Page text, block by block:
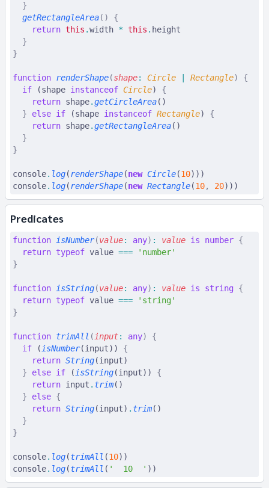
  }
  getRectangleArea
()
{
    return
this .width * this . height
  }
}
function renderShape(shape: Circle Rectangle)
{
  if
(shape instanceof Circle) {
    return
shape.getCircleArea()
  }
else if (shape instanceof Rectangle) {
    return
shape.getRectangleArea()
  }
}
console. log(renderShape(new Circle(10)))
console. log(renderShape(new Rectangle(10, 20)))
Predicates
function isNumber(value: any) : value is number {
  return
typeof value === 'number'
}
function isString(value: any) : value is string {
  return
typeof value === 'string'
}
function trimAll ( input: any)
{
  if
( isNumber(input)) {
    return
String(input)
  }
else if ( isString(input)) {
    return
input . trim()
  }
else {
    return
String(input) . trim()
  }
}
console. log(trimAll (10))
console. log(trimAll ( '  10  ' ))